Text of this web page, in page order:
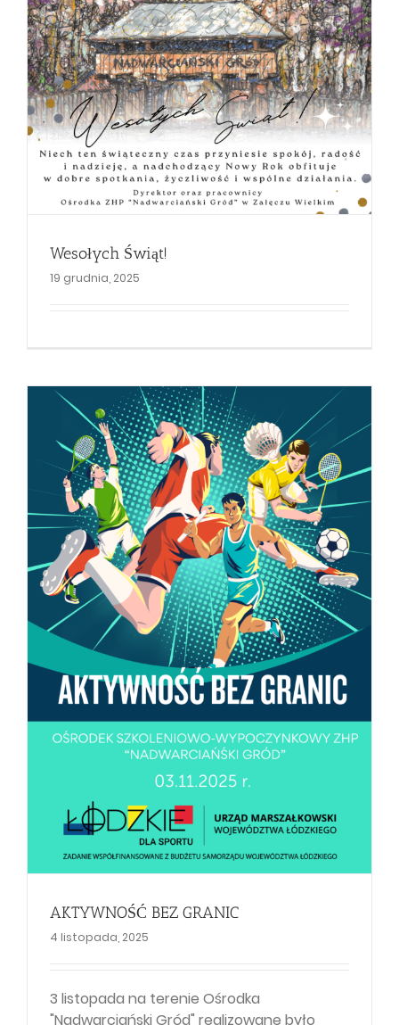
Wesołych Świąt!
19 grudnia, 2025
AKTYWNOŚĆ BEZ GRANIC
4 listopada, 2025
3 listopada na terenie Ośrodka
"Nadwarciański Gród" realizowane było